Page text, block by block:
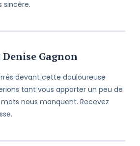
sincère.
Gagnon
devant cette douloureuse
tant vous apporter un peu de
nous manquent. Recevez